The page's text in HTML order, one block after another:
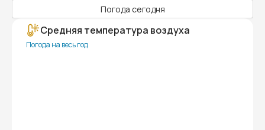
Погода сегодня
Средняя температура воздуха
Погода на весь год